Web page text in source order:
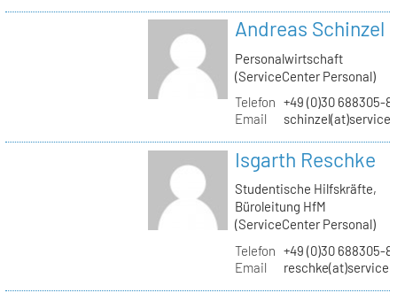
Andreas Schinzel
Personalwirtschaft
(ServiceCenter Personal)
Telefon +49 (0)30 688305-
Email
Isgarth Reschke
Studentische Hilfskräfte,
Büroleitung HfM
(ServiceCenter Personal)
Telefon +49 (0)30 688305-
Email